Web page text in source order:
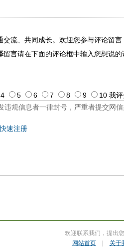
交流、共同成长。欢迎您参与评论留言
留言请在下面的评论框中输入您想说的
快速注册
4 5 6 7 8 9 10 我评
欢迎联系我们，提出
网站首页| 关于